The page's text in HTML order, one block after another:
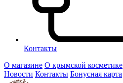
Контакты
О магазине О крымской косметике
Новости Контакты Бонусная карта